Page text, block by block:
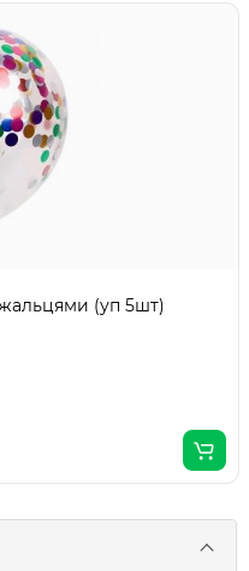
(уп 5шт)